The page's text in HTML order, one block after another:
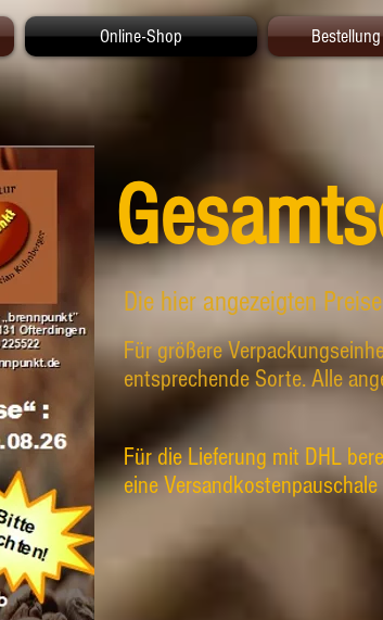
Online-Shop
Die hier angezeigten
Für größere
entsprechende Sorte. Alle
Für die Lieferung mit DHL
eine